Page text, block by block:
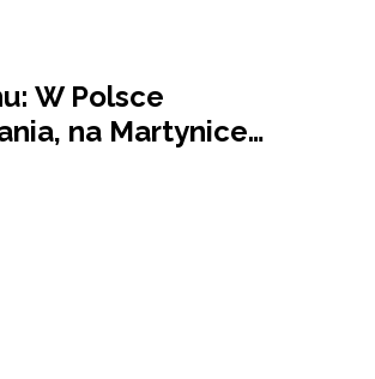
W Polsce
na Martynice…